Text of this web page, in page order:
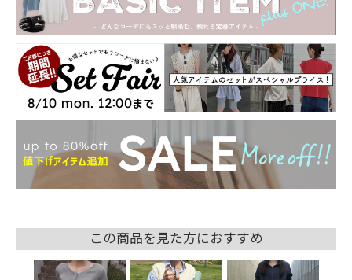
この商品を見た方におすすめ